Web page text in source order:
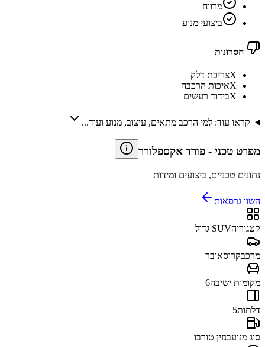
מרווח
ביצועי מנוע
חסרונות
Xצריכת דלק
Xאיכות הרכבה
Xבידוד רעשים
קראו עוד: למי הרכב מתאים, עיצוב, מנוע ועוד...
מפרט טכני - פורד אקספלורר
נתונים טכניים, ביצועים ומידות
השוו גרסאות
קטגוריהSUV גדול
מרכבקרוסאובר
מקומות ישיבה6
דלתות5
סוג מנועבנזין טורבו